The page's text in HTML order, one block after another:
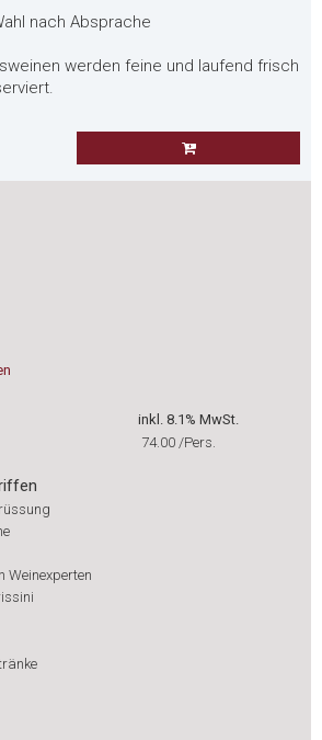
nach Absprache
werden feine und laufend frisch
inkl. 8.1% MwSt.
74.00 /Pers.
Weinexperten